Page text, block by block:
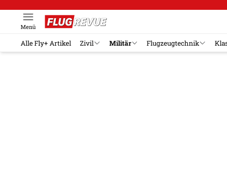
Menü
Alle Fly+ Artikel Zivil Militär Flugzeugtechnik